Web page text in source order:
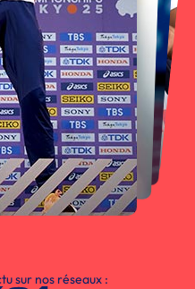
sur nos réseaux :